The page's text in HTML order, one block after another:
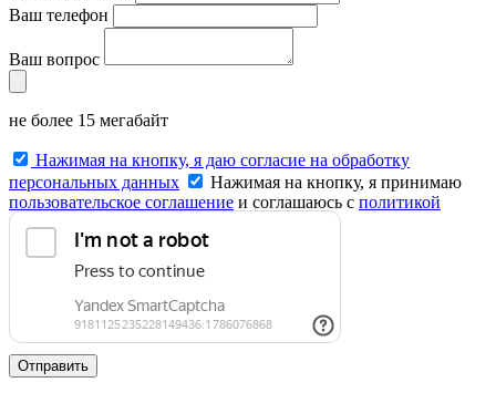
Ваш телефон
Ваш вопрос
не более 15 мегабайт
Нажимая на кнопку, я даю согласие на обработку
персональных данных
Нажимая на кнопку, я принимаю
пользовательское соглашение и соглашаюсь с политикой
конфиденциальности
Отправить